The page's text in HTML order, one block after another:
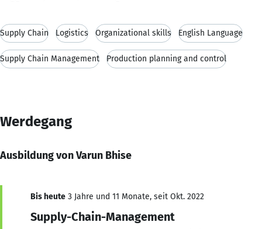
Supply Chain Logistics Organizational skills English Language
Supply Chain Management Production planning and control
Werdegang
Ausbildung von Varun Bhise
Bis heute 3 Jahre und 11 Monate, seit Okt. 2022
Supply-Chain-Management